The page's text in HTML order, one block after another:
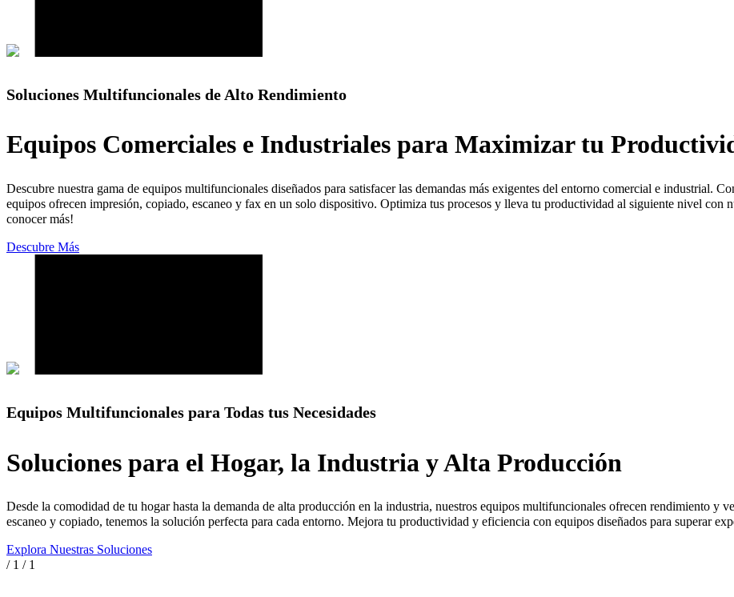
Soluciones Multifuncionales de Alto Rendimiento
Equipos Comerciales e Industriales para Maximizar tu
Descubre nuestra gama de equipos multifuncionales diseñados para satisfacer las demandas más exigentes del entorno comercial e industrial.
equipos ofrecen impresión, copiado, escaneo y fax en un solo dispositivo. Optimiza tus procesos y lleva tu productividad al siguiente nivel con
conocer más!
Descubre Más
Equipos Multifuncionales para Todas tus Necesidades
Soluciones para el Hogar, la Industria y Alta Producción
Desde la comodidad de tu hogar hasta la demanda de alta producción en la industria, nuestros equipos multifuncionales ofrecen rendimiento y
escaneo y copiado, tenemos la solución perfecta para cada entorno. Mejora tu productividad y eficiencia con equipos diseñados para superar
Explora Nuestras Soluciones
/ 1 / 1